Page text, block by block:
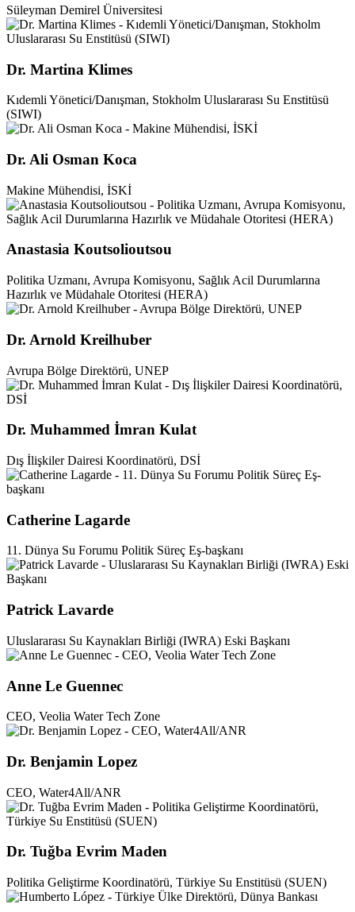
Süleyman Demirel Üniversitesi
Dr. Martina Klimes
Kıdemli Yönetici/Danışman, Stokholm Uluslararası Su Enstitüsü
(SIWI)
Dr. Ali Osman Koca
Makine Mühendisi, İSKİ
Anastasia Koutsolioutsou
Politika Uzmanı, Avrupa Komisyonu, Sağlık Acil Durumlarına
Hazırlık ve Müdahale Otoritesi (HERA)
Dr. Arnold Kreilhuber
Avrupa Bölge Direktörü, UNEP
Dr. Muhammed İmran Kulat
Dış İlişkiler Dairesi Koordinatörü, DSİ
Catherine Lagarde
11. Dünya Su Forumu Politik Süreç Eş-başkanı
Patrick Lavarde
Uluslararası Su Kaynakları Birliği (IWRA) Eski Başkanı
Anne Le Guennec
CEO, Veolia Water Tech Zone
Dr. Benjamin Lopez
CEO, Water4All/ANR
Dr. Tuğba Evrim Maden
Politika Geliştirme Koordinatörü, Türkiye Su Enstitüsü (SUEN)